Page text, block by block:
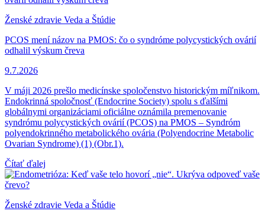
Ženské zdravie Veda a Štúdie
PCOS mení názov na PMOS: čo o syndróme polycystických ovárií
odhalil výskum čreva
9.7.2026
V máji 2026 prešlo medicínske spoločenstvo historickým míľnikom.
Endokrinná spoločnosť (Endocrine Society) spolu s ďalšími
globálnymi organizáciami oficiálne oznámila premenovanie
syndrómu polycystických ovárií (PCOS) na PMOS – Syndróm
polyendokrinného metabolického ovária (Polyendocrine Metabolic
Ovarian Syndrome) (1) (Obr.1).
Čítať ďalej
Ženské zdravie Veda a Štúdie